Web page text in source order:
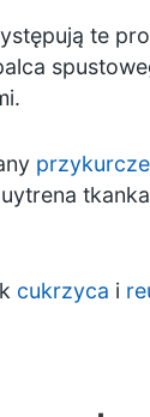
te
cukrzyca i